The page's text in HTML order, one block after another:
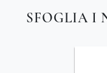
SFOGLIA I